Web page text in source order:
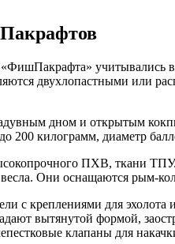
двухлопастными или
дном и открытым
200 килограмм, диаметр
ПХВ, ткани
Они оснащаются рым-
с креплениями для
вытянутой формой,
клапаны для